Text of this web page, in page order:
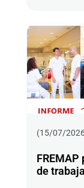
(15/07/
de